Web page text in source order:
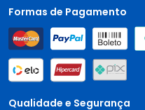
Formas de Pagamento
Qualidade e Segurança